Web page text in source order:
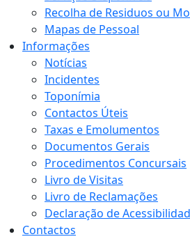
Recolha de Residuos ou
Mapas de Pessoal
Informações
Notícias
Incidentes
Toponímia
Contactos Úteis
Taxas e Emolumentos
Documentos Gerais
Procedimentos Concursais
Livro de Visitas
Livro de Reclamações
Declaração de
Contactos